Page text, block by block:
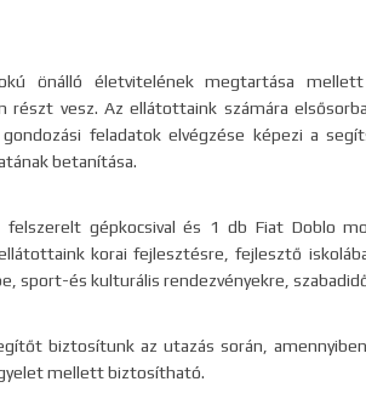
önálló életvitelének megtartása
részt vesz. Az ellátottaink számára
feladatok elvégzése képezi a
betanítása.
gépkocsival és 1 db Fiat Doblo
korai fejlesztésre, fejlesztő
sport-és kulturális rendezvényekre,
biztosítunk az utazás során,
mellett biztosítható.